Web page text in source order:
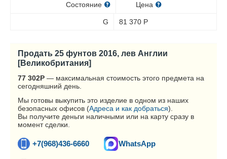
Состояние Цена
G 81 370 Р
Продать 25 фунтов 2016, лев Англии
[Великобритания]
77 302Р — максимальная стоимость этого предмета на
сегодняшний день.
Мы готовы выкупить это изделие в одном из наших
безопасных офисов (Адреса и как добраться).
Вы получите деньги наличными или на карту сразу в
момент сделки.
+7(968)436-6660 WhatsApp